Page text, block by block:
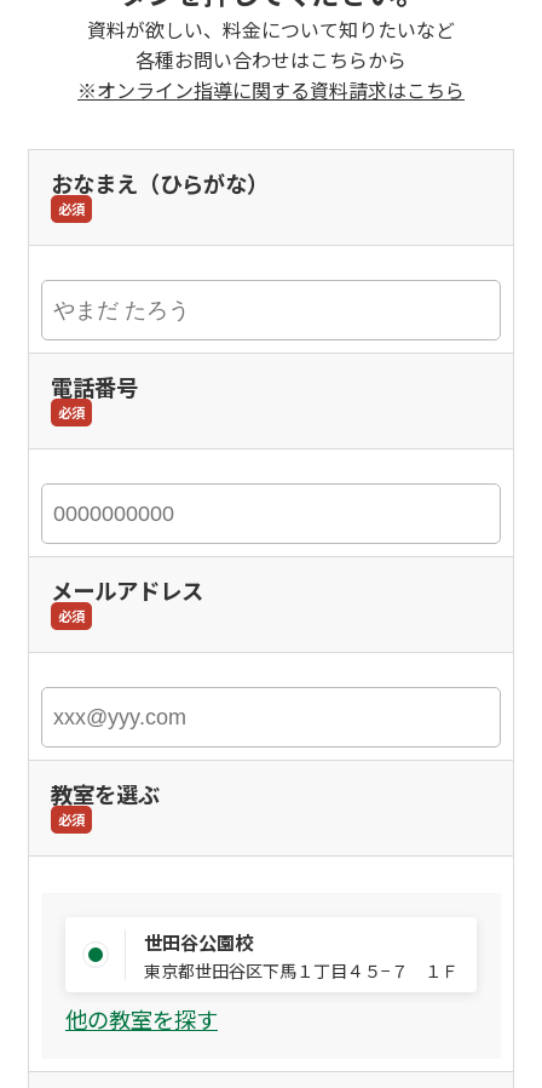
資料が欲しい、料金について知りたいなど
各種お問い合わせはこちらから
※オンライン指導に関する資料請求はこちら
おなまえ（ひらがな）
必須
電話番号
必須
メールアドレス
必須
教室を選ぶ
必須
世田谷公園校
東京都世田谷区下馬１丁目４５−７ １Ｆ
他の教室を探す